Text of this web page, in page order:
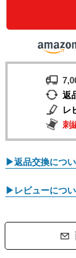
返
レ
刺
▶返品交換につ
▶レビューにつ